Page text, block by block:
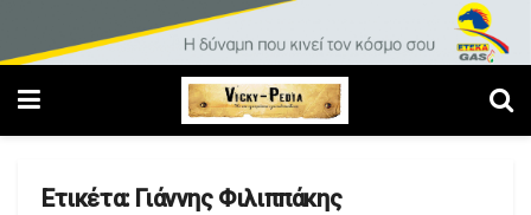
Ετικέτα: Γιάννης Φιλιππάκης